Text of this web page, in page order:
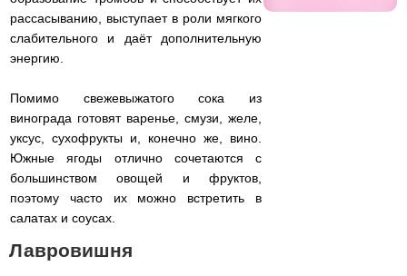
рассасыванию, выступает в роли мягкого
слабительного и даёт дополнительную
энергию.
Помимо свежевыжатого сока из
винограда готовят варенье, смузи, желе,
уксус, сухофрукты и, конечно же, вино.
Южные ягоды отлично сочетаются с
большинством овощей и фруктов,
поэтому часто их можно встретить в
салатах и соусах.
Лавровишня